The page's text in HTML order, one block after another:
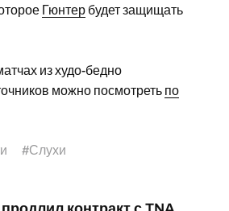
Гюнтербудет защищать
из худо-бедно
можно посмотреть по
#Слухи